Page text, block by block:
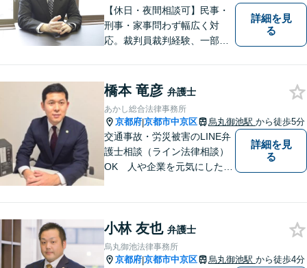
グなど。
【休日・夜間相談可】民事・
刑事・家事問わず幅広く対
応。裁判員裁判経験、一部無
詳細を見
る
橋本 竜彦 弁護士
あかし総合法律事務所
京都府|京都市中京区 烏丸御池駅 から徒歩5分
交通事故・労災被害のLINE弁
護士相談（ライン法律相談）
OK 人や企業を元気にした
出すことを心がけています。
詳細を見
る
小林 友也 弁護士
烏丸御池法律事務所
京都府|京都市中京区 烏丸御池駅 から徒歩4分